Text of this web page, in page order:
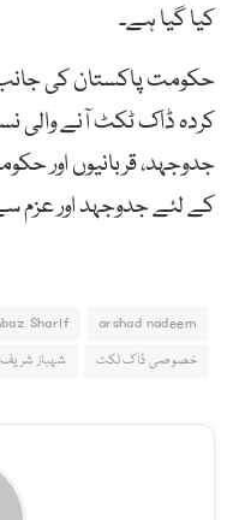
کیا گیا ہے۔
حکومت پاکستان کی جانب
کردہ ڈاک ٹکٹ آنے والی
جدوجہد، قربانیوں اور
کے لئے جدوجہد اور عزم
arshad nadeem
Sharif
خصوصی ڈاک ٹکٹ
شہباز شریف